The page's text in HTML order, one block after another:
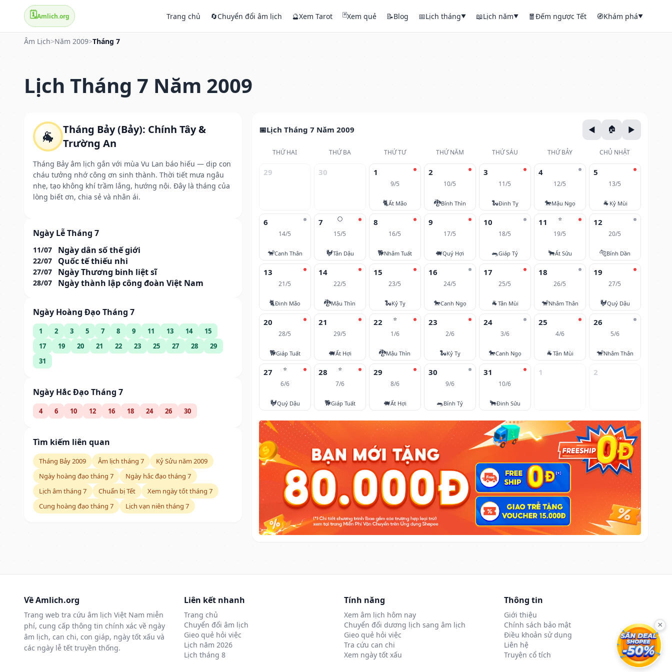
🗓️Amlich.org Trang chủ 🔄Chuyển đổi âm lịch 🔮Xem Tarot 🃏Xem quẻ 📝Blog 📅Lịch tháng▼ 📖Lịch năm▼ 🧧Đếm ngược Tết 🧭Khám phá▼
Âm Lịch>Năm 2009>Tháng 7
Lịch Tháng 7 Năm 2009
🐐
Tháng Bảy (Bảy): Chính Tây &
Trường An
Tháng Bảy âm lịch gắn với mùa Vu Lan báo hiếu — dịp con
cháu tưởng nhớ công ơn sinh thành. Thời tiết mưa ngâu
nhẹ, tạo không khí trầm lắng, hướng nội. Đây là tháng của
lòng biết ơn, chia sẻ và nhân ái.
Ngày Lễ Tháng 7
11/07 Ngày dân số thế giới
22/07 Quốc tế thiếu nhi
27/07 Ngày Thương binh liệt sĩ
28/07 Ngày thành lập công đoàn Việt Nam
Ngày Hoàng Đạo Tháng 7
1 2 3 5 7 8 9 11 13 14
15
17
19 20 21 22 23 25 27 28
29
31
Ngày Hắc Đạo Tháng 7
4 6 10 12 16 18 24 26 30
Tìm kiếm liên quan
Tháng Bảy 2009 Âm lịch tháng 7
Kỷ Sửu năm 2009
Ngày hoàng đạo tháng 7
Ngày hắc đạo tháng 7
Lịch âm tháng 7
Chuẩn bị Tết
Xem ngày tốt tháng 7
Cung hoàng đạo tháng 7
Lịch vạn niên tháng 7
Lịch Tháng 7 Năm 2009
THỨ HAI THỨ BA THỨ TƯ THỨ NĂM THỨ SÁU THỨ BẢY CHỦ NHẬT
29 30 1
9/5
🐈Ất Mão
2
10/5
🐉Bính Thìn
3
11/5
🐍Đinh Tỵ
4
12/5
🐎Mậu Ngọ
5
13/5
🐐 Kỷ Mùi
6
14/5
🐒Canh Thân
🌕
7
15/5
🐓Tân Dậu
8
16/5
🐕Nhâm Tuất
9
17/5
🐖Quý Hợi
10
18/5
🐀Giáp Tý
⭐
11
19/5
🐂Ất Sửu
12
20/5
🐅Bính Dần
13
21/5
🐈Đinh Mão
14
22/5
🐉Mậu Thìn
15
23/5
🐍Kỷ Tỵ
16
24/5
🐎Canh Ngọ
17
25/5
🐐Tân Mùi
18
26/5
🐒Nhâm Thân
19
27/5
🐓Quý Dậu
20
28/5
🐕Giáp Tuất
21
29/5
🐖Ất Hợi
⭐
22
1/6
🐉Mậu Thìn
23
2/6
🐍Kỷ Tỵ
24
3/6
🐎Canh Ngọ
25
4/6
🐐Tân Mùi
26
5/6
🐒Nhâm Thân
⭐
27
6/6
🐓Quý Dậu
⭐
28
7/6
🐕Giáp Tuất
29
8/6
🐖Ất Hợi
30
9/6
🐀Bính Tý
31
10/6
🐂Đinh Sửu
1 2
Về Amlich.org
Trang web tra cứu âm lịch Việt Nam miễn
phí, cung cấp thông tin chính xác về ngày
âm lịch, can chi, con giáp, ngày tốt xấu và
các ngày lễ tết truyền thống.
Liên kết nhanh
Trang chủ
Chuyển đổi âm lịch
Gieo quẻ hỏi việc
Lịch năm 2026
Lịch tháng 8
Tính năng
Xem âm lịch hôm nay
Chuyển đổi dương lịch sang âm lịch
Gieo quẻ hỏi việc
Tra cứu can chi
Xem ngày tốt xấu
Thông tin
Giới thiệu
Chính sách bảo mật
Điều khoản sử dụng
Liên hệ
Truyện cổ tích
×